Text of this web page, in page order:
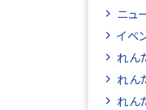
ニュ
イベ
れん
れん
れん